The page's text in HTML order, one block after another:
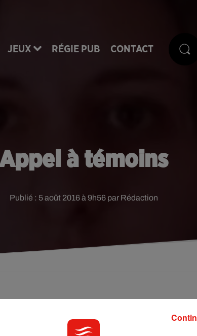
JEUX RÉGIE PUB CONTACT
à témoins
Publié : 5 août 2016 à 9h56 par Rédaction
midi.